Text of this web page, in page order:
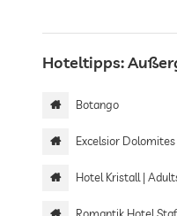
Hoteltipps:
Botango
Excelsior
Hotel Kristall |